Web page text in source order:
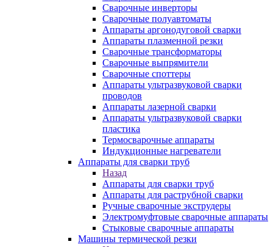
Сварочные инверторы
Сварочные полуавтоматы
Аппараты аргонодуговой сварки
Аппараты плазменной резки
Сварочные трансформаторы
Сварочные выпрямители
Сварочные споттеры
Аппараты ультразвуковой сварки
проводов
Аппараты лазерной сварки
Аппараты ультразвуковой сварки
пластика
Термосварочные аппараты
Индукционные нагреватели
Аппараты для сварки труб
Назад
Аппараты для сварки труб
Аппараты для раструбной сварки
Ручные сварочные экструдеры
Электромуфтовые сварочные аппараты
Стыковые сварочные аппараты
Машины термической резки